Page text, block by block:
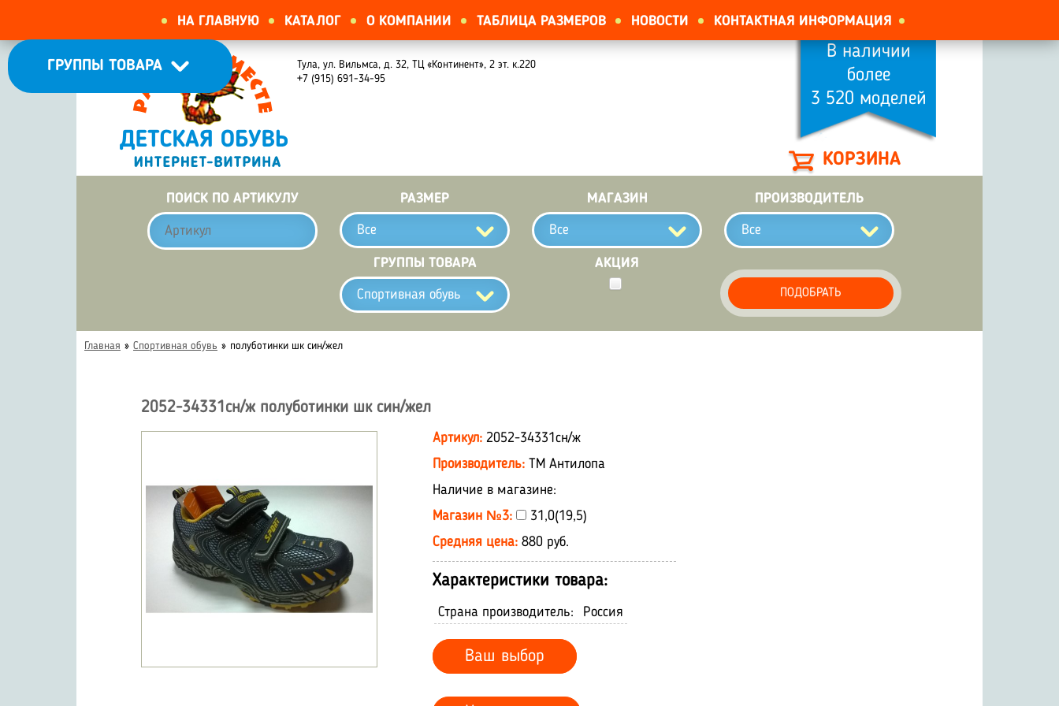
НА ГЛАВНУЮ КАТАЛОГ О КОМПАНИИ ТАБЛИЦА РАЗМЕРОВ НОВОСТИ КОНТАКТНАЯ ИНФОРМАЦИЯ
КОРЗИНА
В наличии
более
3 520 моделей
Тула, ул. Вильмса, д. 32, ТЦ «Континент», 2 эт. к.220
+7 (915) 691-34-95
ГРУППЫ ТОВАРА
ПОИСК ПО АРТИКУЛУ РАЗМЕР
Все
МАГАЗИН
Все
ПРОИЗВОДИТЕЛЬ
Все
ГРУППЫ ТОВАРА
Спортивная обувь
АКЦИЯ
ПОДОБРАТЬ
Главная » Спортивная обувь » полуботинки шк син/жел
2052-34331сн/ж полуботинки шк син/жел
Артикул: 2052-34331сн/ж
Производитель: ТМ Антилопа
Наличие в магазине:
Магазин №3:
31,0(19,5)
Средняя цена: 880 руб.
Характеристики товара:
Страна производитель: Россия
Ваш выбор